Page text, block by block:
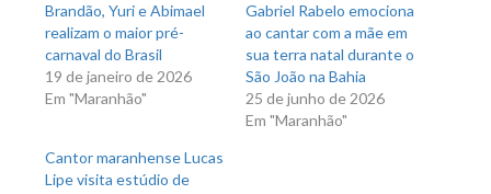
Brandão, Yuri e Abimael
realizam o maior pré-
carnaval do Brasil
19 de janeiro de 2026
Em "Maranhão"
Gabriel Rabelo emociona
ao cantar com a mãe em
sua terra natal durante o
São João na Bahia
25 de junho de 2026
Em "Maranhão"
Cantor maranhense Lucas
Lipe visita estúdio de